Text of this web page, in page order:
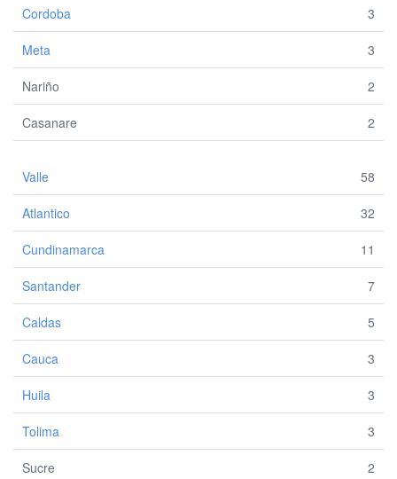
Cordoba 3
Meta 3
Nariño 2
Casanare 2
Valle 58
Atlantico 32
Cundinamarca 11
Santander 7
Caldas 5
Cauca 3
Huila 3
Tolima 3
Sucre 2